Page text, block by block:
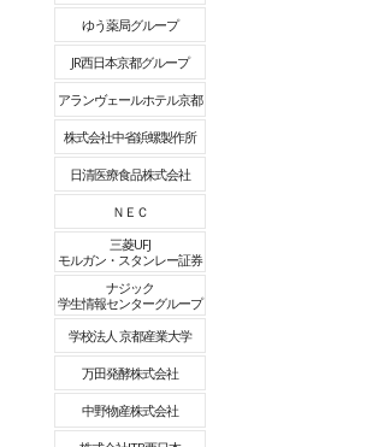
ゆう薬局グループ
JR西日本京都グループ
アランヴェールホテル京都
株式会社中省鋲螺製作所
日清医療食品株式会社
ＮＥＣ
三菱UFJ
モルガン・スタンレー証券
ナジック
学生情報センターグループ
学校法人 京都産業大学
万田発酵株式会社
中野物産株式会社